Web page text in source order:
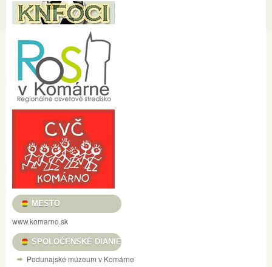
MESTO
www.komarno.sk
SPOLOČENSKÉ DIANIE
Podunajské múzeum v Komárne